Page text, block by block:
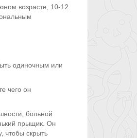
возрасте, 10-12
одиночным или
чего он
больной
прыщик. Он
чтобы скрыть